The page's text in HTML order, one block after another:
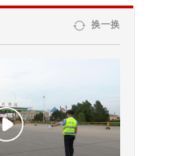
换一换